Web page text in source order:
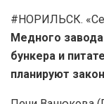
#НОРИЛЬСК.
Медного
бункера и
планируют